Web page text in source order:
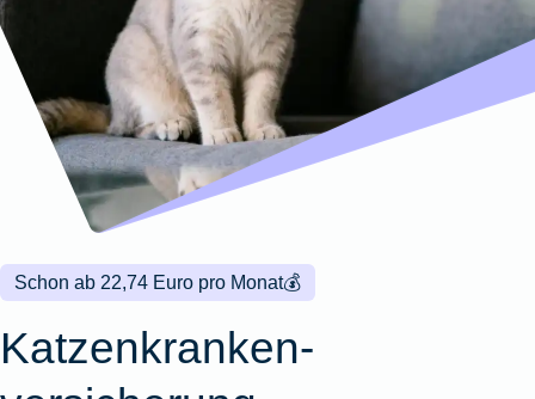
Wohnungsschutzbrief
Zur
Produktübersicht
Gewässerschadenhaftpflicht
Zur
Produktübersicht
Zur
Produktübersicht
Reisehaftpflichtversicherung
Reiserücktrittsversicherung
Zur
Produktübersicht
Produktübersicht
Produktübersicht
Produktübersicht
Montageversicherung
Zur
Produktübersicht
Gruppenunfall für
Betriebe
Gruppenunfall für
Vereine
Produktübersicht
Kunstversicherung
Ausstellungsversicherung
Valorenversicherung
Oldtimersammlungsversicherung
Zur
💰
Schon ab 22,74 Euro pro Monat
Katzenkranken­